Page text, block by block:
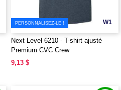
W1
PERSONNALISEZ-LE !
Next Level 6210 - T-shirt ajusté
Premium CVC Crew
9,13 $